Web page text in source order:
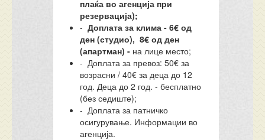
плаќа во агенција при
резервација);
-Доплата за клима - 6€ од
ден (студио), 8€ од ден
(апартман) - на лице место;
- Доплата за превоз: 50€ за
возрасни / 40€ за деца до 12
год. Деца до 2 год. - бесплатно
(без седиште);
- Доплата за патничко
осигурување. Информации во
агенција.